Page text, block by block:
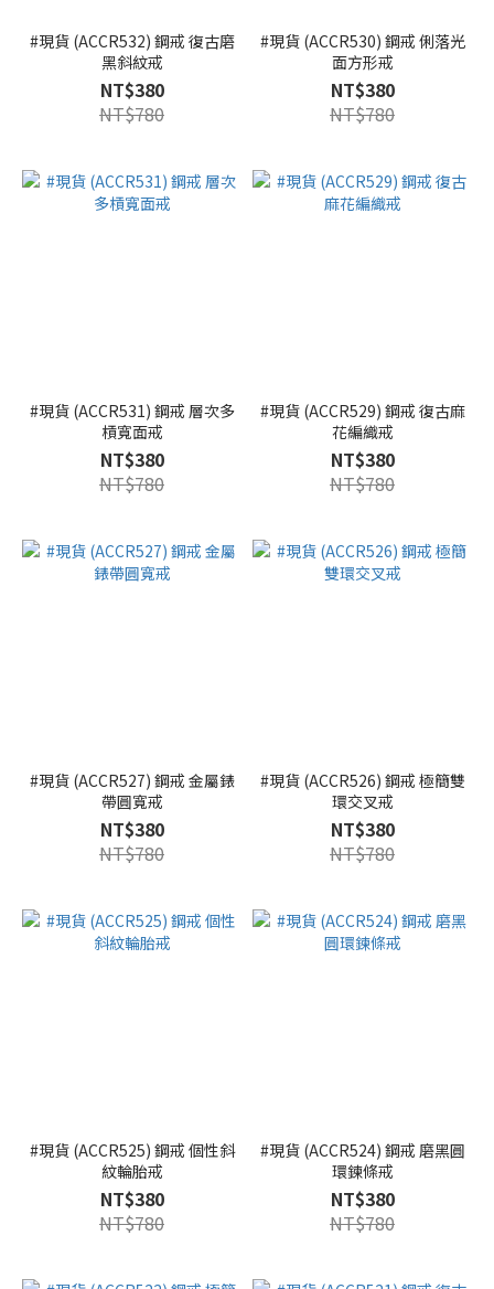
#現貨 (ACCR532) 鋼戒 復古磨
黑斜紋戒
NT$380
NT$780
#現貨 (ACCR530) 鋼戒 俐落光
面方形戒
NT$380
NT$780
#現貨 (ACCR531) 鋼戒 層次多
槓寬面戒
NT$380
NT$780
#現貨 (ACCR529) 鋼戒 復古麻
花編織戒
NT$380
NT$780
#現貨 (ACCR527) 鋼戒 金屬錶
帶圓寬戒
NT$380
NT$780
#現貨 (ACCR526) 鋼戒 極簡雙
環交叉戒
NT$380
NT$780
#現貨 (ACCR525) 鋼戒 個性斜
紋輪胎戒
NT$380
NT$780
#現貨 (ACCR524) 鋼戒 磨黑圓
環鍊條戒
NT$380
NT$780